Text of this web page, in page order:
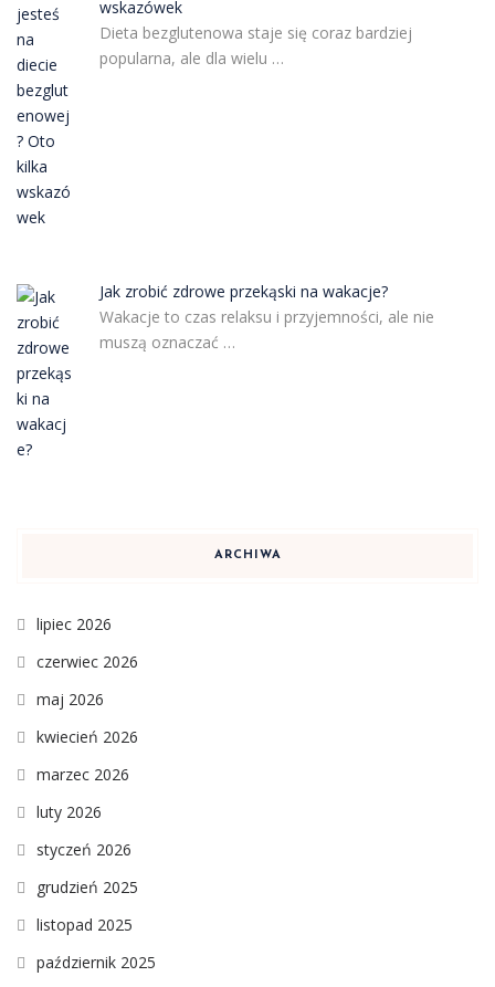
wskazówek
Dieta bezglutenowa staje się coraz bardziej
popularna, ale dla wielu …
Jak zrobić zdrowe przekąski na wakacje?
Wakacje to czas relaksu i przyjemności, ale nie
muszą oznaczać …
ARCHIWA
lipiec 2026
czerwiec 2026
maj 2026
kwiecień 2026
marzec 2026
luty 2026
styczeń 2026
grudzień 2025
listopad 2025
październik 2025